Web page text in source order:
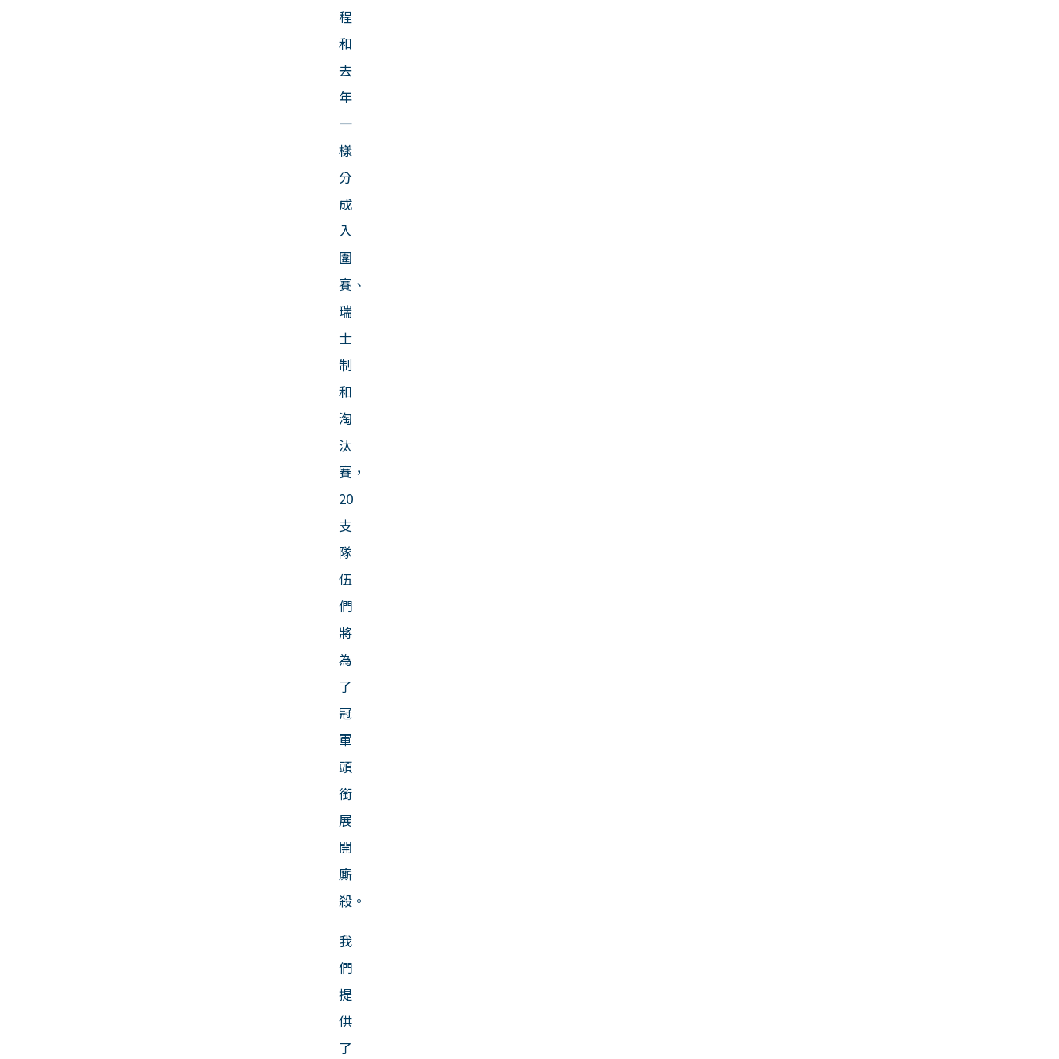
程
和
去
年
一
樣
分
成
入
圍
賽、
瑞
士
制
和
淘
汰
賽，
20
支
隊
伍
們
將
為
了
冠
軍
頭
銜
展
開
廝
殺。
我
們
提
供
了